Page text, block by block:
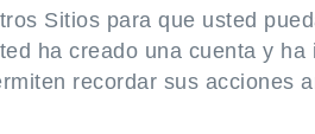
Sitios para que usted
ha creado una cuenta y
recordar sus acciones